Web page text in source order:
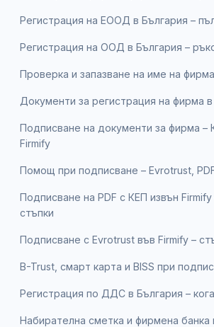
Регистрация на ЕООД в България –
Регистрация на ООД в България –
Проверка и запазване на име на фирма
Документи за регистрация на фирма в
Подписване на документи за фирма –
Firmify
Помощ при подписване – Evrotrust,
Подписване на PDF с КЕП извън
стъпки
Подписване с Evrotrust във Firmify –
B-Trust, смарт карта и BISS при
Регистрация по ДДС в България –
Набирателна сметка и фирмена банка